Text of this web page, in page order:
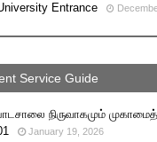
Entrance
Service Guide
நிருவாகமும்
January 19, 2026